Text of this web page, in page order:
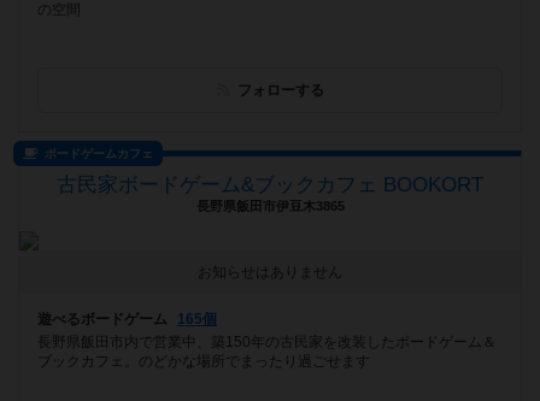
の空間
フォローする
ボードゲームカフェ
古民家ボードゲーム&ブックカフェ BOOKORT
長野県飯田市伊豆木3865
お知らせはありません
遊べるボードゲーム
165個
長野県飯田市内で営業中、築150年の古民家を改装したボードゲーム＆
ブックカフェ。のどかな場所でまったり過ごせます